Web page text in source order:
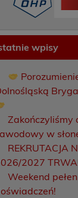
wpisy
w
REKRUTACJA
2027
Weekend